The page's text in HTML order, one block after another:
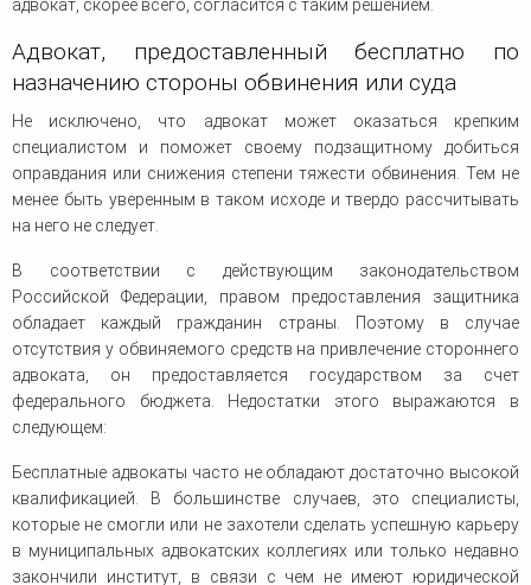
адвокат, скорее всего, согласится с таким решением.
Адвокат, предоставленный бесплатно по
назначению стороны обвинения или суда
Не исключено, что адвокат может оказаться крепким
специалистом и поможет своему подзащитному добиться
оправдания или снижения степени тяжести обвинения. Тем не
менее быть уверенным в таком исходе и твердо рассчитывать
на него не следует.
В соответствии с действующим законодательством
Российской Федерации, правом предоставления защитника
обладает каждый гражданин страны. Поэтому в случае
отсутствия у обвиняемого средств на привлечение стороннего
адвоката, он предоставляется государством за счет
федерального бюджета. Недостатки этого выражаются в
следующем:
Бесплатные адвокаты часто не обладают достаточно высокой
квалификацией. В большинстве случаев, это специалисты,
которые не смогли или не захотели сделать успешную карьеру
в муниципальных адвокатских коллегиях или только недавно
закончили институт, в связи с чем не имеют юридической